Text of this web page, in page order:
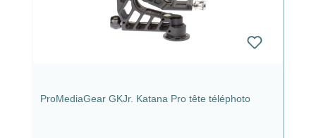
ProMediaGear GKJr. Katana Pro tête téléphoto